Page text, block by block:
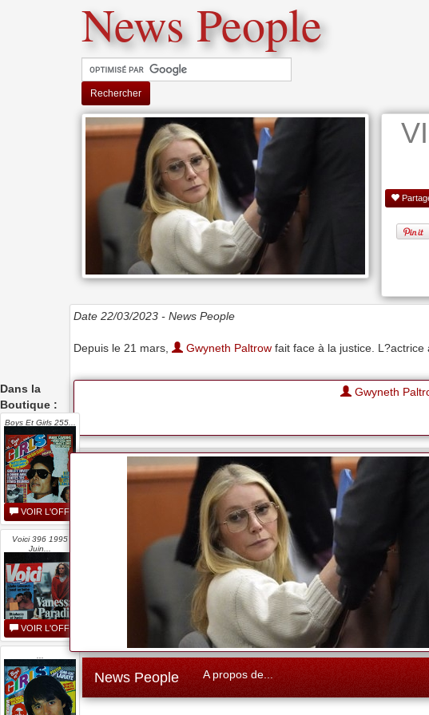
News People
Rechercher
Date 22/03/2023 - News People
Depuis le 21 mars, Gwyneth Paltrow fait face à la justice.
Gwyneth
Dans la
Boutique :
Boys Et Girls 255...
VOIR L'OFFRE
Voici 396 1995
Juin...
VOIR L'OFFRE
News People A propos de...